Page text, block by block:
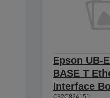
Epson UB-
BASE T
Interface
C32C824151